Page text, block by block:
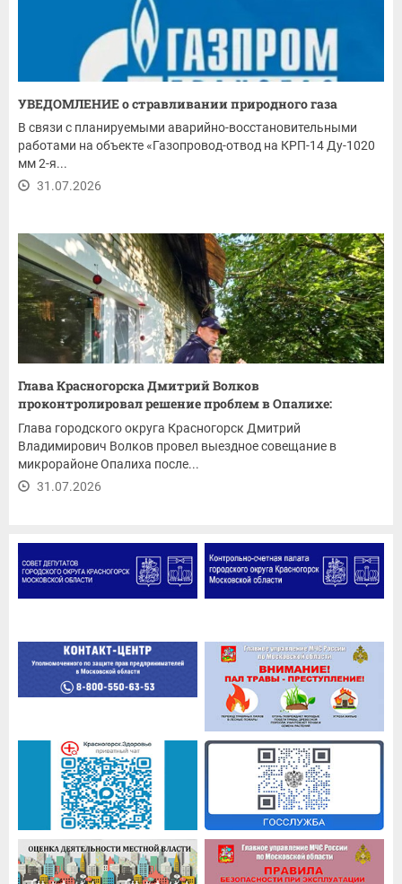
УВЕДОМЛЕНИЕ о стравливании природного газа
В связи с планируемыми аварийно-восстановительными
работами на объекте «Газопровод-отвод на КРП-14 Ду-1020
мм 2-я...
31.07.2026
Глава Красногорска Дмитрий Волков
проконтролировал решение проблем в Опалихе:
ремонт...
Глава городского округа Красногорск Дмитрий
Владимирович Волков провел выездное совещание в
микрорайоне Опалиха после...
31.07.2026